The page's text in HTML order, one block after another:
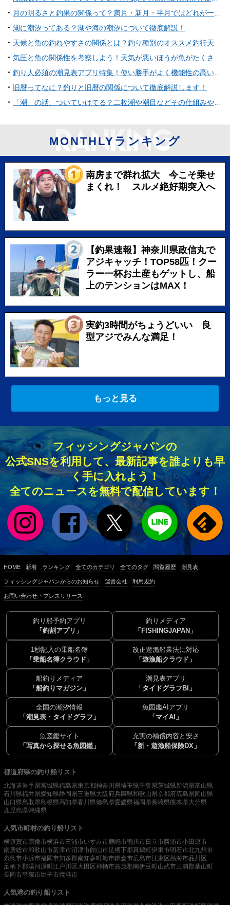
湖に潮汐ってある？湖や海の潮汐について徹底解説！
旧暦ってなに？釣りと旧暦の関係について徹底解説します！
MONTHLYランキング
南房まで群れ拡大 今こそ乗せ
まくれ！ スルメ絶好期突入へ
【釣果速報】神奈川県政信丸で
アジキャッチ！TOP58匹！クー
ラー一杯お土産もゲットし、船
上のテンションはMAX！
実釣3時間がちょうどいい 良
型アジでみんな満足！
もっと見る
フィッシングジャパンの
公式SNSを利用して、最新記事を誰よりも早
く手に入れよう！
全てのニュースを無料で配信しています！
HOME 新着 ランキング 全てのカテゴリ 全てのタグ 閲覧履歴 潮見表
フィッシングジャパンからのお知らせ 運営会社 利用規約
お問い合わせ・プレスリリース
釣り船予約アプリ
「釣割アプリ」
釣りメディア
「FISHINGJAPAN」
1秒記入の乗船名簿
「乗船名簿クラウド」
改正遊漁船業法に対応
「遊漁船クラウド」
船釣りメディア
「船釣りマガジン」
潮見表アプリ
「タイドグラフBI」
全国の潮汐情報
「潮見表・タイドグラフ」
魚図鑑AIアプリ
「マイAI」
魚図鑑サイト
「写真から探せる魚図鑑」
充実の補償内容と安さ
「新・遊漁船保険DX」
都道府県の釣り船リスト
北海道岩手県宮城県福島県東京都神奈川県埼玉県千葉県茨城県新潟県富山県
石川県福井県愛知県静岡県三重県大阪府兵庫県和歌山県京都府広島県岡山県
山口県鳥取県島根県高知県香川県徳島県愛媛県福岡県長崎県熊本県大分県
鹿児島県沖縄県
人気市町村の釣り船リスト
横須賀市宗像市横浜市三浦市いすみ市鹿嶋市鴨川市日立市勝浦市小田原市
南房総市和歌山市富津市沼津市館山市足柄下郡真鶴町伊東市明石市北九州市
糸島市小浜市福岡市知多郡南知多町旭市鎌倉市広島市江東区熱海市品川区
足柄下郡湯河原町江戸川区大田区神栖市賀茂郡南伊豆町山武市三浦郡葉山町
長岡市平塚市銚子市境港市
人気港の釣り船リスト